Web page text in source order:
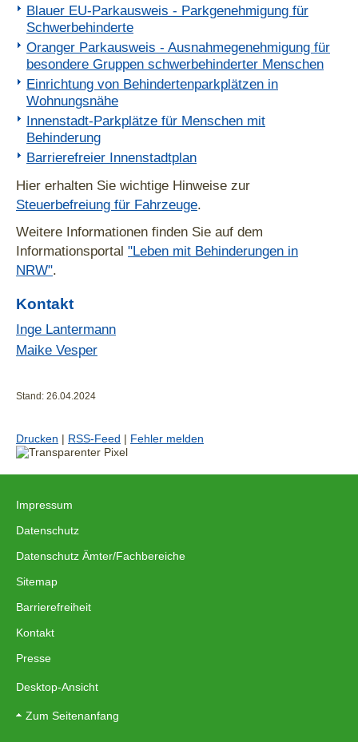
Blauer EU-Parkausweis - Parkgenehmigung für
Schwerbehinderte
Oranger Parkausweis - Ausnahmegenehmigung für
besondere Gruppen schwerbehinderter Menschen
Einrichtung von Behindertenparkplätzen in
Wohnungsnähe
Innenstadt-Parkplätze für Menschen mit
Behinderung
Barrierefreier Innenstadtplan
Hier erhalten Sie wichtige Hinweise zur
Steuerbefreiung für Fahrzeuge.
Weitere Informationen finden Sie auf dem
Informationsportal "Leben mit Behinderungen in
NRW".
Kontakt
Inge Lantermann
Maike Vesper
Stand: 26.04.2024
Drucken | RSS-Feed | Fehler melden
Impressum
Datenschutz
Datenschutz Ämter/Fachbereiche
Sitemap
Barrierefreiheit
Kontakt
Presse
Desktop-Ansicht
Zum Seitenanfang